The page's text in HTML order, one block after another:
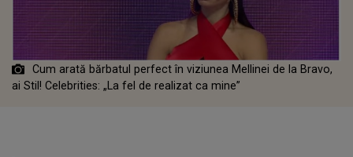
Cum arată bărbatul perfect în viziunea Mellinei de la Bravo,
ai Stil! Celebrities: „La fel de realizat ca mine”